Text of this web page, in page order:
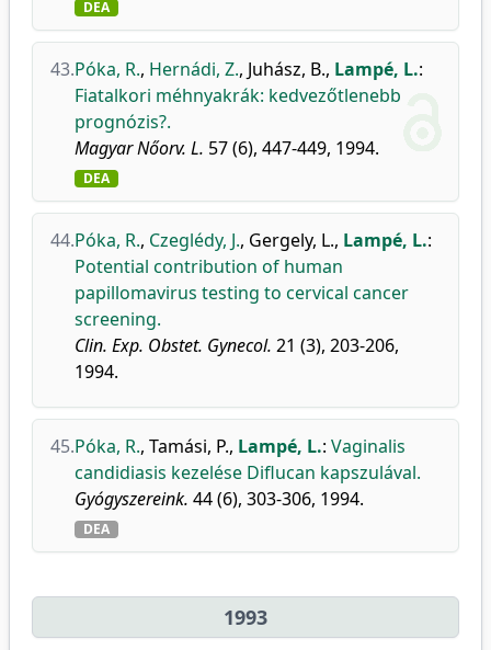
DEA
43.Póka, R., Hernádi, Z., Juhász, B., Lampé, L.:
Fiatalkori méhnyakrák: kedvezőtlenebb
prognózis?.
Magyar Nőorv. L. 57 (6), 447-449, 1994.
DEA
44.Póka, R., Czeglédy, J., Gergely, L., Lampé, L.:
Potential contribution of human
papillomavirus testing to cervical cancer
screening.
Clin. Exp. Obstet. Gynecol. 21 (3), 203-206,
1994.
45.Póka, R., Tamási, P., Lampé, L.: Vaginalis
candidiasis kezelése Diflucan kapszulával.
Gyógyszereink. 44 (6), 303-306, 1994.
DEA
1993